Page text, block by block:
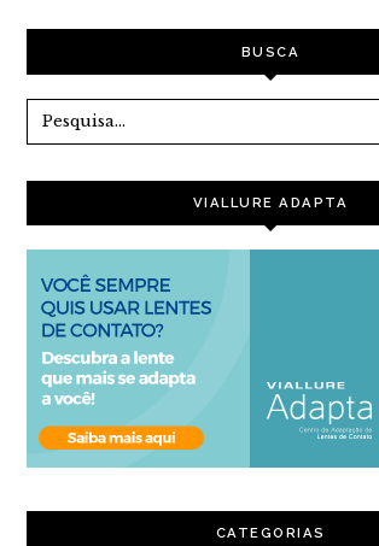
POST
BUSCA
VIALLURE ADAPTA
CATEGORIAS